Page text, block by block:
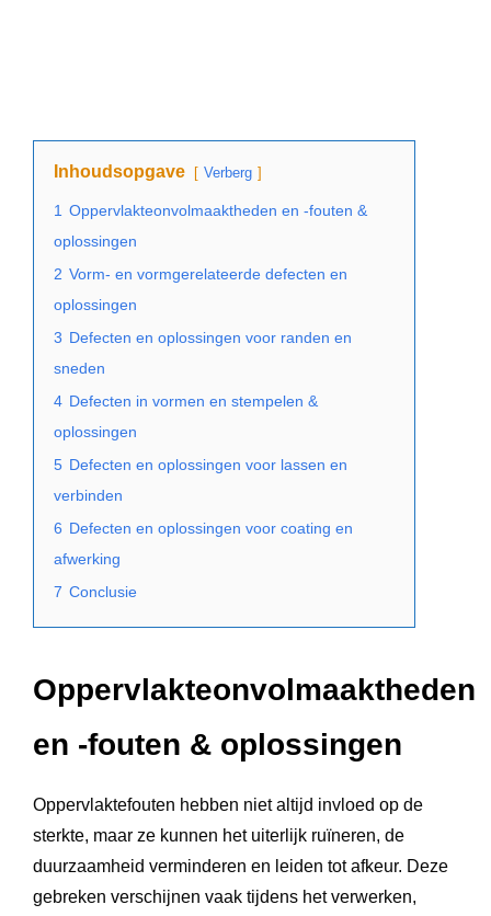
Inhoudsopgave Verberg
1 Oppervlakteonvolmaaktheden en -fouten &
oplossingen
2 Vorm- en vormgerelateerde defecten en
oplossingen
3 Defecten en oplossingen voor randen en
sneden
4 Defecten in vormen en stempelen &
oplossingen
5 Defecten en oplossingen voor lassen en
verbinden
6 Defecten en oplossingen voor coating en
afwerking
7 Conclusie
Oppervlakteonvolmaaktheden
en -fouten & oplossingen
Oppervlaktefouten hebben niet altijd invloed op de
sterkte, maar ze kunnen het uiterlijk ruïneren, de
duurzaamheid verminderen en leiden tot afkeur. Deze
gebreken verschijnen vaak tijdens het verwerken,